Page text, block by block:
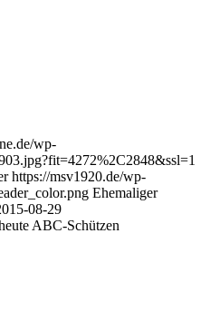
wp-
https://msv1920.de/wp-
Ehemaliger
08-29
ABC-Schützen